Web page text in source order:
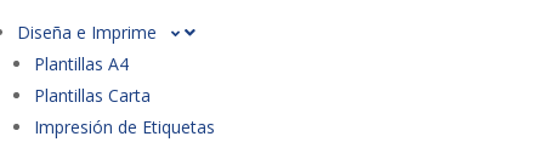
Diseña e Imprime
Plantillas A4
Plantillas Carta
Impresión de Etiquetas